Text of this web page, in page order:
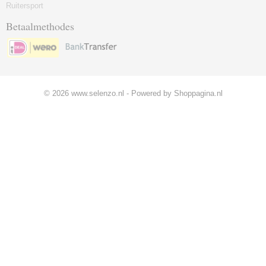
Ruitersport
Betaalmethodes
© 2026 www.selenzo.nl - Powered by Shoppagina.nl